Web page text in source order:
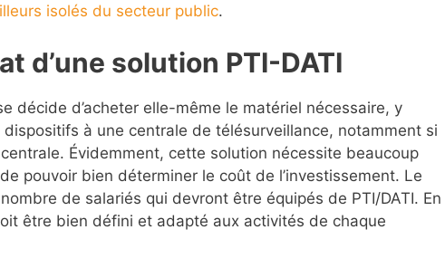
isolés du secteur public.
d’une solution PTI-DATI
décide d’acheter elle-même le matériel nécessaire, y
à une centrale de télésurveillance, notamment si
Évidemment, cette solution nécessite beaucoup
pouvoir bien déterminer le coût de l’investissement. Le
de salariés qui devront être équipés de PTI/DATI. En
être bien défini et adapté aux activités de chaque